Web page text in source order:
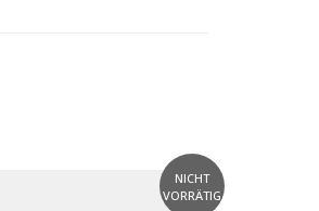
NICHT
VORRÄTIG